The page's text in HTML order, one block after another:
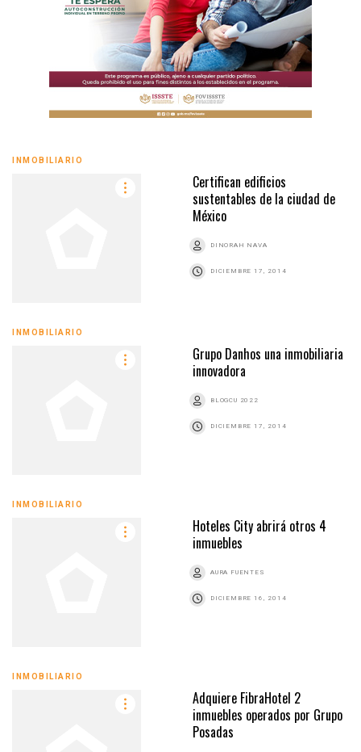
INMOBILIARIO
Certifican edificios
sustentables de la ciudad de
México
DINORAH NAVA
DICIEMBRE 17, 2014
INMOBILIARIO
Grupo Danhos una inmobiliaria
innovadora
BLOGCU 2022
DICIEMBRE 17, 2014
INMOBILIARIO
Hoteles City abrirá otros 4
inmuebles
AURA FUENTES
DICIEMBRE 16, 2014
INMOBILIARIO
Adquiere FibraHotel 2
inmuebles operados por Grupo
Posadas